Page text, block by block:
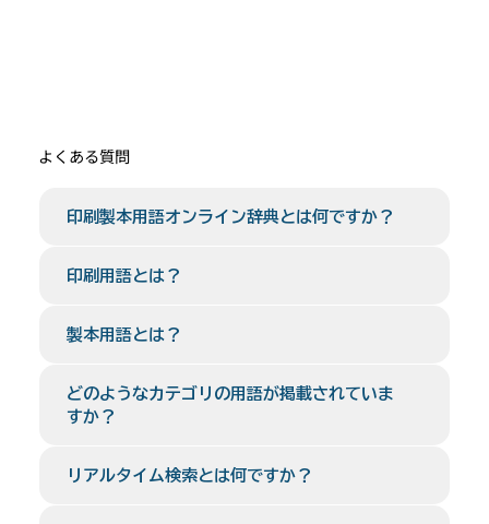
よくある質問
印刷製本用語オンライン辞典とは何ですか？
印刷用語とは？
製本用語とは？
どのようなカテゴリの用語が掲載されていま
すか？
リアルタイム検索とは何ですか？